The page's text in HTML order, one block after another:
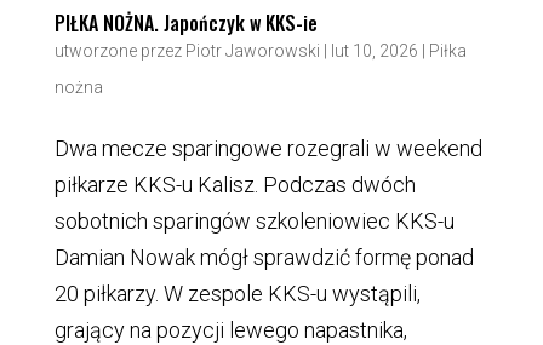
PIŁKA NOŻNA. Japończyk w KKS-ie
utworzone przez Piotr Jaworowski lut 10, 2026
Piłka
nożna
Dwa mecze sparingowe rozegrali w weekend
piłkarze KKS-u Kalisz. Podczas dwóch
sobotnich sparingów szkoleniowiec KKS-u
Damian Nowak mógł sprawdzić formę ponad
20 piłkarzy. W zespole KKS-u wystąpili,
grający na pozycji lewego napastnika,